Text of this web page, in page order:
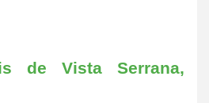
de Vista Serrana,